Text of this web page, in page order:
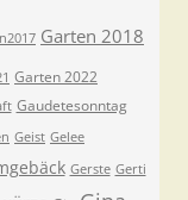
Garten 2018
Garten 2022
Gaudetesonntag
Geist Gelee
Gerste Gerti